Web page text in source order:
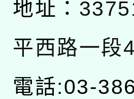
地址：
平西路一段
電話:03-